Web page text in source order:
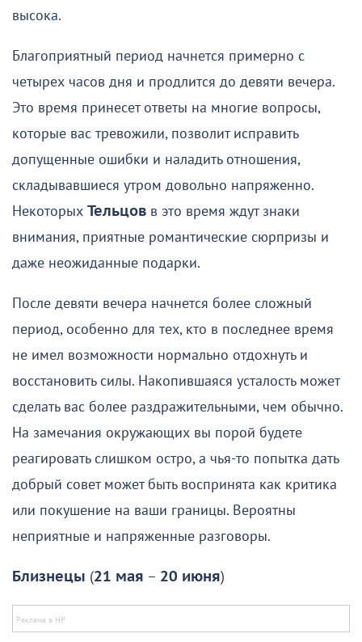
высока.
Благоприятный период начнется примерно с
четырех часов дня и продлится до девяти вечера.
Это время принесет ответы на многие вопросы,
которые вас тревожили, позволит исправить
допущенные ошибки и наладить отношения,
складывавшиеся утром довольно напряженно.
Некоторых Тельцов в это время ждут знаки
внимания, приятные романтические сюрпризы и
даже неожиданные подарки.
После девяти вечера начнется более сложный
период, особенно для тех, кто в последнее время
не имел возможности нормально отдохнуть и
восстановить силы. Накопившаяся усталость может
сделать вас более раздражительными, чем обычно.
На замечания окружающих вы порой будете
реагировать слишком остро, а чья-то попытка дать
добрый совет может быть воспринята как критика
или покушение на ваши границы. Вероятны
неприятные и напряженные разговоры.
Близнецы (21 мая – 20 июня)